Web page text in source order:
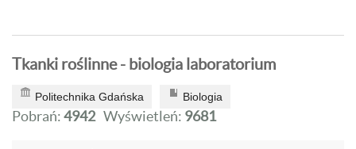
Tkanki roślinne - biologia laboratorium
Politechnika Gdańska Biologia
Pobrań:4942 Wyświetleń: 9681